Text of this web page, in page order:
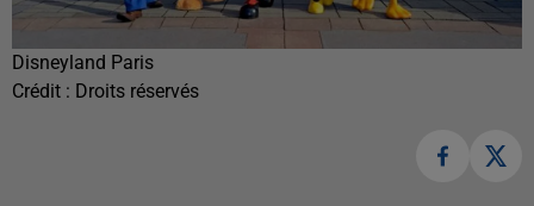
Disneyland Paris
Crédit : Droits réservés